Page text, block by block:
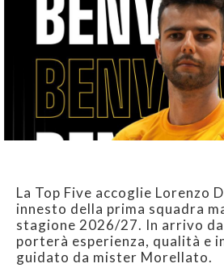
La Top Five accoglie Lorenzo
innesto della prima squadra
stagione 2026/27. In arrivo
porterà esperienza, qualità e
guidato da mister Morellato.